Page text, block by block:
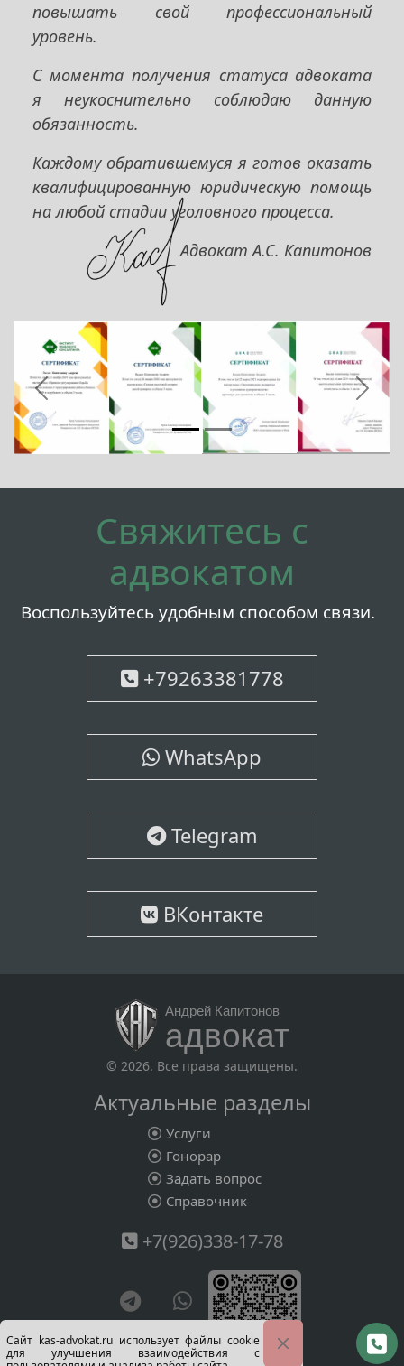
повышать свой профессиональный
уровень.
С момента получения статуса адвоката
я неукоснительно соблюдаю данную
обязанность.
Каждому обратившемуся я готов оказать
квалифицированную юридическую помощь
на любой стадии уголовного процесса.
Адвокат А.С. Капитонов
Предыдущий
Свяжитесь с
адвокатом
Воспользуйтесь удобным способом связи.
+79263381778
WhatsApp
Telegram
ВКонтакте
Андрей Капитонов
адвокат
© 2026. Все права защищены.
Актуальные разделы
Услуги
Гонорар
Задать вопрос
Справочник
+7(926)338-17-78
Сайт kas-advokat.ru использует файлы cookie
для улучшения взаимодействия с